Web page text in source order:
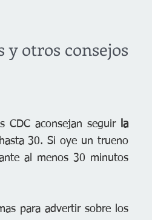
otros consejos
CDC aconsejan seguir la
30. Si oye un trueno
al menos 30 minutos
para advertir sobre los